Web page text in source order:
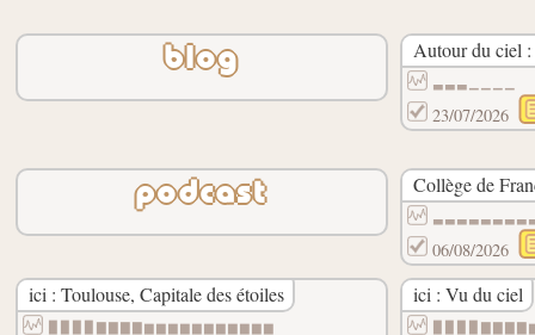
blog Autour du ciel
▃▃▃▁▁▁▁
23/07/2026
podcast Collège de
06/08/2026
ici : Toulouse, Capitale des étoiles
▉▉▉▉▇▇▇▇▆▆▆▆▆▆▆▆▆▆▆
ici : Vu du ciel